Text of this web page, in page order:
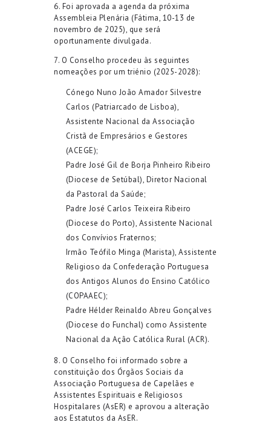
6. Foi aprovada a agenda da próxima
Assembleia Plenária (Fátima, 10-13 de
novembro de 2025), que será
oportunamente divulgada.
7. O Conselho procedeu às seguintes
nomeações por um triénio (2025-2028):
Cónego Nuno João Amador Silvestre
Carlos (Patriarcado de Lisboa),
Assistente Nacional da Associação
Cristã de Empresários e Gestores
(ACEGE);
Padre José Gil de Borja Pinheiro Ribeiro
(Diocese de Setúbal), Diretor Nacional
da Pastoral da Saúde;
Padre José Carlos Teixeira Ribeiro
(Diocese do Porto), Assistente Nacional
dos Convívios Fraternos;
Irmão Teófilo Minga (Marista), Assistente
Religioso da Confederação Portuguesa
dos Antigos Alunos do Ensino Católico
(COPAAEC);
Padre Hélder Reinaldo Abreu Gonçalves
(Diocese do Funchal) como Assistente
Nacional da Ação Católica Rural (ACR).
8. O Conselho foi informado sobre a
constituição dos Órgãos Sociais da
Associação Portuguesa de Capelães e
Assistentes Espirituais e Religiosos
Hospitalares (AsER) e aprovou a alteração
aos Estatutos da AsER.